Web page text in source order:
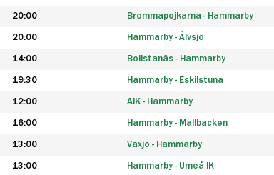
20:00 Brommapojkarna - Hammarby
20:00 Hammarby - Älvsjö
14:00 Bollstanäs - Hammarby
19:30 Hammarby - Eskilstuna
12:00 AIK - Hammarby
16:00 Hammarby - Mallbacken
13:00 Växjö - Hammarby
13:00 Hammarby - Umeå IK